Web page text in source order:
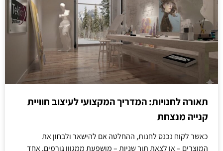
תאורה לחנויות: המדריך המקצועי לעיצוב חוויית
קנייה מנצחת
כאשר לקוח נכנס לחנות, ההחלטה אם להישאר ולבחון את
המוצרים – או לצאת תוך שניות – מושפעת ממגוון גורמים. אחד